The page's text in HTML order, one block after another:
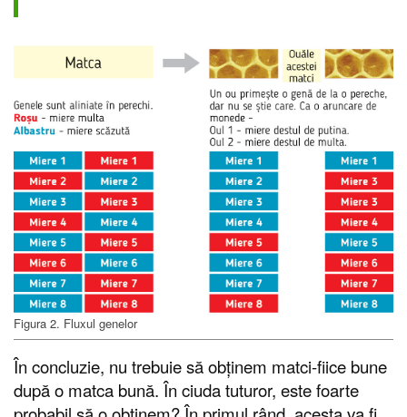
Figura 2. Fluxul genelor
În concluzie, nu trebuie să obținem matci-fiice bune
după o matca bună. În ciuda tuturor, este foarte